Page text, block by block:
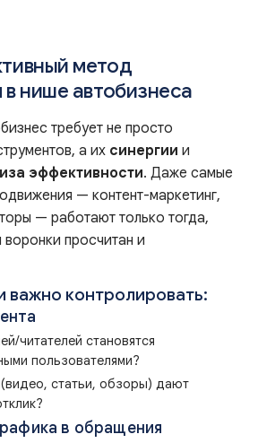
метод
нише автобизнеса
требует не просто
а их синергии и
эффективности. Даже самые
— контент-маркетинг,
— работают только тогда,
просчитан и
важно контролировать:
читателей становятся
пользователями?
статьи, обзоры) дают
в обращения